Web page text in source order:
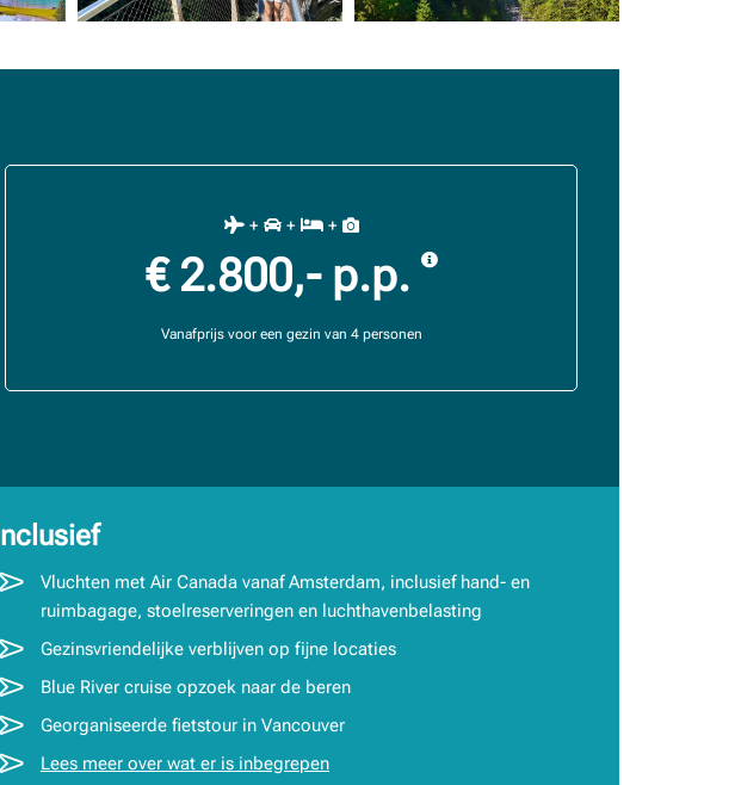
+ + +
€ 2.800,- p.p.
Vanafprijs voor een gezin van 4 personen
Vluchten met Air Canada vanaf Amsterdam, inclusief hand- en
ruimbagage, stoelreserveringen en luchthavenbelasting
Gezinsvriendelijke verblijven op fijne locaties
Blue River cruise opzoek naar de beren
Georganiseerde fietstour in Vancouver
Lees meer over wat er is inbegrepen